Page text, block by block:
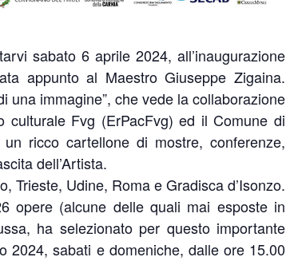
sabato 6 aprile 2024, all’inaugurazione
appunto al Maestro Giuseppe Zigaina.
una immagine”, che vede la collaborazione
culturale Fvg (ErPacFvg) ed il Comune di
ricco cartellone di mostre, conferenze,
dell’Artista.
Trieste, Udine, Roma e Gradisca d’Isonzo.
opere (alcune delle quali mai esposte in
ha selezionato per questo importante
2024, sabati e domeniche, dalle ore 15.00